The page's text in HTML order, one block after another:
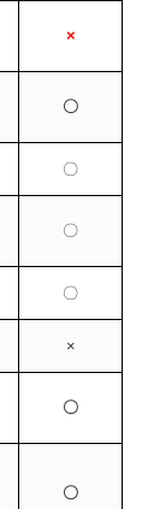
×
〇
〇
〇
〇
×
〇
〇